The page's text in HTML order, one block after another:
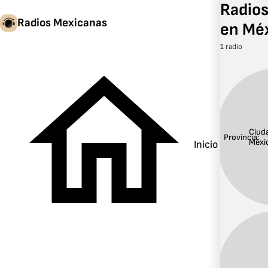
Radios Mexicanas
Inicio
en
1 radio
Provincia: